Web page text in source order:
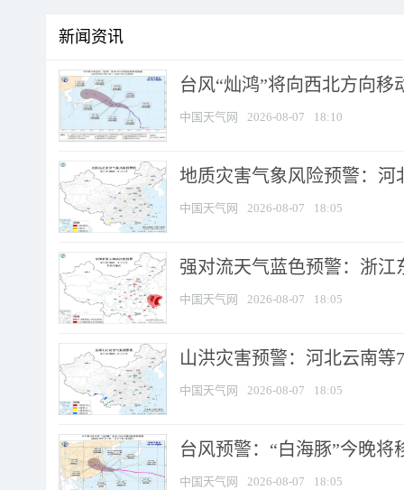
新闻资讯
台风“灿鸿”将向西北方向移
中国天气网 2026-08-07 18:10
地质灾害气象风险预警：河
中国天气网 2026-08-07 18:05
强对流天气蓝色预警：浙江
中国天气网 2026-08-07 18:05
山洪灾害预警：河北云南
中国天气网 2026-08-07 18:05
台风预警：“白海豚”今晚将
中国天气网 2026-08-07 18:05